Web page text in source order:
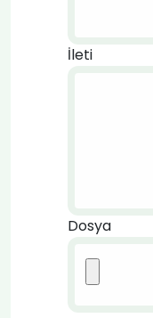
İleti
Dosya